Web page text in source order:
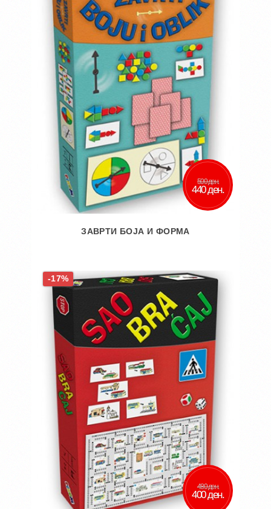
Додај за споредба
500 ден.
440 ден.
ЗАВРТИ БОЈА И ФОРМА
Во кошничка
Додај во желби
Додај за споредба
-17%
480 ден.
400 ден.